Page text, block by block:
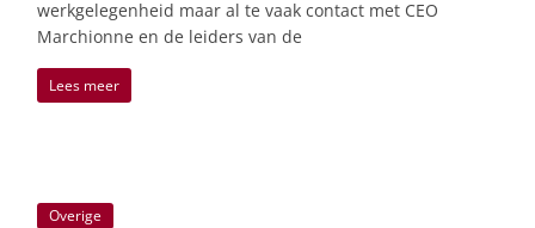
werkgelegenheid maar al te vaak contact met CEO
Marchionne en de leiders van de
Lees meer
Overige